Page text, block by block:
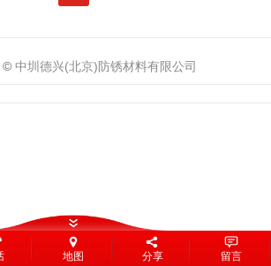
地图 分享 留言
© 中圳德兴(北京)防锈材料有限公司